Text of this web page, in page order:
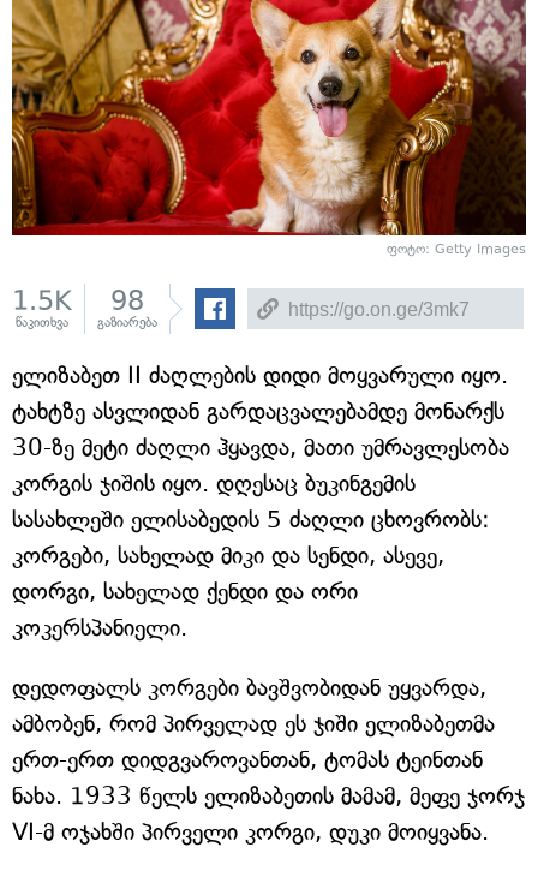
ფოტო: Getty Images
1.5K
წაკითხვა
98
გაზიარება
ელიზაბეთ II ძაღლების დიდი მოყვარული იყო.
ტახტზე ასვლიდან გარდაცვალებამდე მონარქს
30-ზე მეტი ძაღლი ჰყავდა, მათი უმრავლესობა
კორგის ჯიშის იყო. დღესაც ბუკინგემის
სასახლეში ელისაბედის 5 ძაღლი ცხოვრობს:
კორგები, სახელად მიკი და სენდი, ასევე,
დორგი, სახელად ქენდი და ორი
კოკერსპანიელი.
დედოფალს კორგები ბავშვობიდან უყვარდა,
ამბობენ, რომ პირველად ეს ჯიში ელიზაბეთმა
ერთ-ერთ დიდგვაროვანთან, ტომას ტეინთან
ნახა. 1933 წელს ელიზაბეთის მამამ, მეფე ჯორჯ
VI-მ ოჯახში პირველი კორგი, დუკი მოიყვანა.